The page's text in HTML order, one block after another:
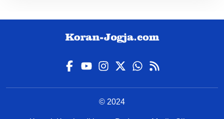
© 2024